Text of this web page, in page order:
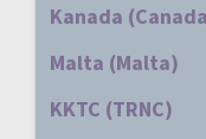
Kanada
Malta (Malta)
KKTC (TRNC)